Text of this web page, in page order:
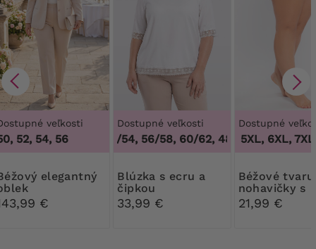
veľkosti
52, 54, 56
€
Dostupné veľkosti
48/50, 52/54, 56/58, 60/62,48/50, 52/54, 56/
Blúzka s ecru a
čipkou
33,99 €
Dostupné
3XL, 4XL, 5XL, 6XL, 7XL,
Béžové tvarujúce
nohavičky s
kvetinovou
21,99 €